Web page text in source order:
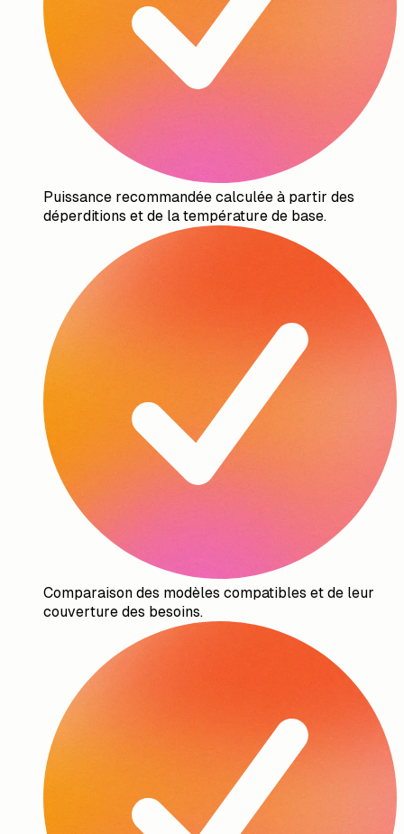
Puissance recommandée calculée à partir des
déperditions et de la température de base.
Comparaison des modèles compatibles et de leur
couverture des besoins.